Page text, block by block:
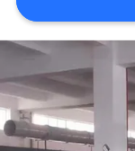
PRIVACY
POLICY